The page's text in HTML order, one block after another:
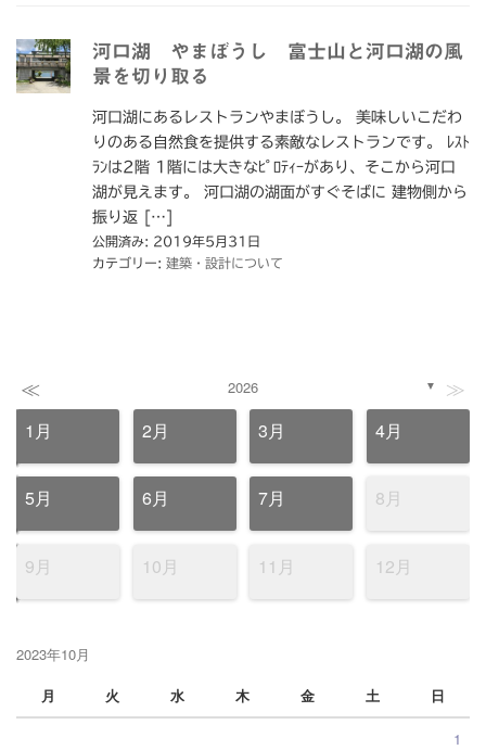
河口湖 やまぼうし 富士山と河口湖の風
景を切り取る
河口湖にあるレストランやまぼうし。 美味しいこだわ
りのある自然食を提供する素敵なレストランです。 ﾚｽﾄ
ﾗﾝは2階 1階には大きなﾋﾟﾛﾃｨｰがあり、そこから河口
湖が見えます。 河口湖の湖面がすぐそばに 建物側から
振り返 […]
公開済み: 2019年5月31日
カテゴリー: 建築・設計について
≪ 2026 ▼ ≫
1月 2月 3月 4月
5月 6月 7月 8月
9月 10月 11月 12月
2023年10月
月
火 水 木 金 土 日
1